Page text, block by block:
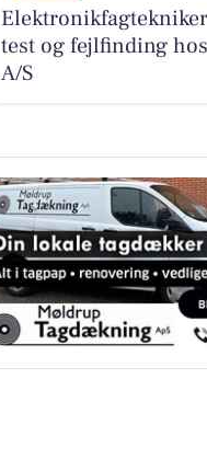
test og fejlfinding
A/S